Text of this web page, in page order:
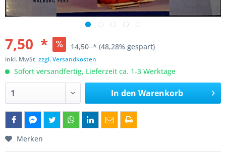
7,50 * 14,50 * (48,28% gespart)
inkl. MwSt.zzgl. Versandkosten
Sofort versandfertig, Lieferzeit ca. 1-3 Werktage
In den Warenkorb
Merken